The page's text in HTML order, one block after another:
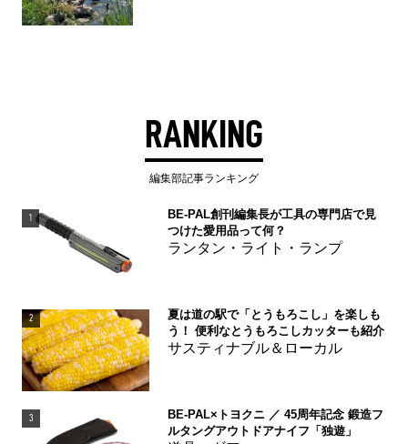
RANKING
編集部記事ランキング
1
BE-PAL創刊編集長が工具の専門店で見
つけた愛用品って何？
ランタン・ライト・ランプ
2
夏は道の駅で「とうもろこし」を楽しも
う！ 便利なとうもろこしカッターも紹介
サスティナブル＆ローカル
3
BE-PAL×トヨクニ ／ 45周年記念 鍛造フ
ルタングアウトドアナイフ「独遊」